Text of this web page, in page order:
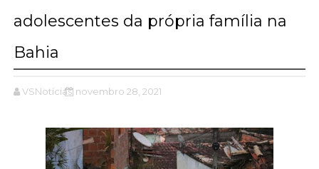
adolescentes da própria família na
Bahia
VSNotícias novembro 28, 2021